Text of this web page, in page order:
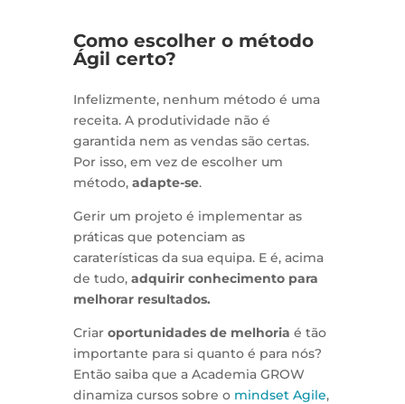
Como escolher o método
Ágil certo?
Infelizmente, nenhum método é uma
receita. A produtividade não é
garantida nem as vendas são certas.
Por isso, em vez de escolher um
método, adapte-se.
Gerir um projeto é implementar as
práticas que potenciam as
caraterísticas da sua equipa. E é, acima
de tudo, adquirir conhecimento para
melhorar resultados.
Criar oportunidades de melhoria é tão
importante para si quanto é para nós?
Então saiba que a Academia GROW
dinamiza cursos sobre o mindset Agile,